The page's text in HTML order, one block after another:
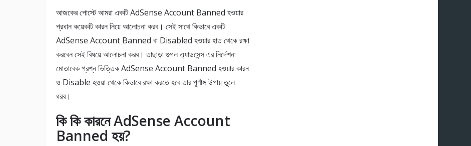
আজকের পোস্টে আমরা একটি AdSense Account Banned হওয়ার
প্রধান কয়েকটি কারন নিয়ে আলোচনা করব। সেই সাথে কিভাবে একটি
AdSense Account Banned বা Disabled হওয়ার হাত থেকে রক্ষা
করবেন সেই বিষয়ে আলোচনা করব। তাছাড়া গুগল এ্যাডসেন্স এর নির্দেশনা
মোতাবেক প্রশ্ন ভিত্তিক AdSense Account Banned হওয়ার কারন
ও Disable হওয়া থেকে কিভাবে রক্ষা করতে হবে তার পূর্ণাঙ্গ উপায় তুলে
ধরব।
কি কি কারনে AdSense Account
Banned হয়?